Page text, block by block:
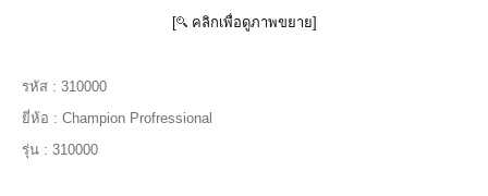
[ คลิกเพื่อดูภาพขยาย]
รหัส : 310000
ยี่ห้อ : Champion Profressional
รุ่น : 310000